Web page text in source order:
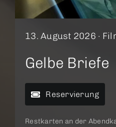
13. August 2026 ·
Gelbe Briefe
Reservierung
Restkarten an der